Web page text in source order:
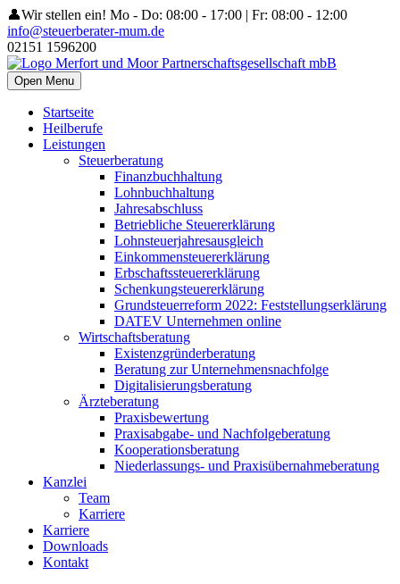
👤Wir stellen ein! Mo - Do: 08:00 - 17:00 | Fr: 08:00 - 12:00
info@steuerberater-mum.de
02151 1596200
Open Menu
Startseite
Heilberufe
Leistungen
Steuerberatung
Finanzbuchhaltung
Lohnbuchhaltung
Jahresabschluss
Betriebliche Steuererklärung
Lohnsteuerjahresausgleich
Einkommensteuererklärung
Erbschaftssteuererklärung
Schenkungsteuererklärung
Grundsteuerreform 2022: Feststellungserklärung
DATEV Unternehmen online
Wirtschaftsberatung
Existenzgründerberatung
Beratung zur Unternehmensnachfolge
Digitalisierungsberatung
Ärzteberatung
Praxisbewertung
Praxisabgabe- und Nachfolgeberatung
Kooperationsberatung
Niederlassungs- und Praxisübernahmeberatung
Kanzlei
Team
Karriere
Karriere
Downloads
Kontakt